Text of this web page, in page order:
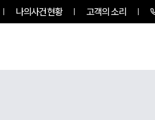
나의사건현황 고객의 소리